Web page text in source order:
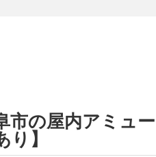
市の屋内アミュ
り】